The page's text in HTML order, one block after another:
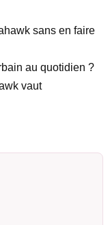
sans en faire
au quotidien ?
vaut